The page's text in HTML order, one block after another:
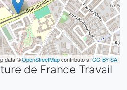
data ©OpenStreetMapcontributors, CC-BY-SA
de France Travail